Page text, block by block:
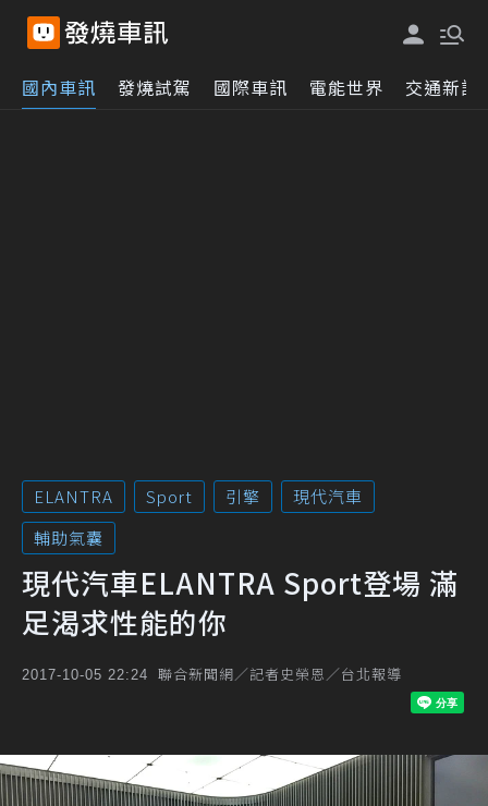
國內車訊 發燒試駕 國際車訊 電能世界 交通新訊
ELANTRA Sport 引擎
現代汽車
輔助氣囊
現代汽車ELANTRA Sport登場 滿
足渴求性能的你
2017-10-05 22:24 聯合新聞網／記者史榮恩／台北報導